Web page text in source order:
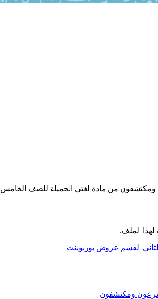
من مادة لغتي الجميلة للصف الخامس
لهذا الملف.
القسم عروض بوربوينت
ومكتشفون